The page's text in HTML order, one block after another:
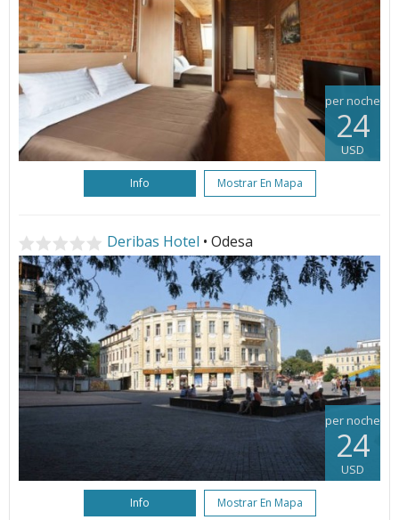
per noche
24
USD
Info Mostrar En Mapa
Deribas Hotel • Odesa
per noche
24
USD
Info Mostrar En Mapa